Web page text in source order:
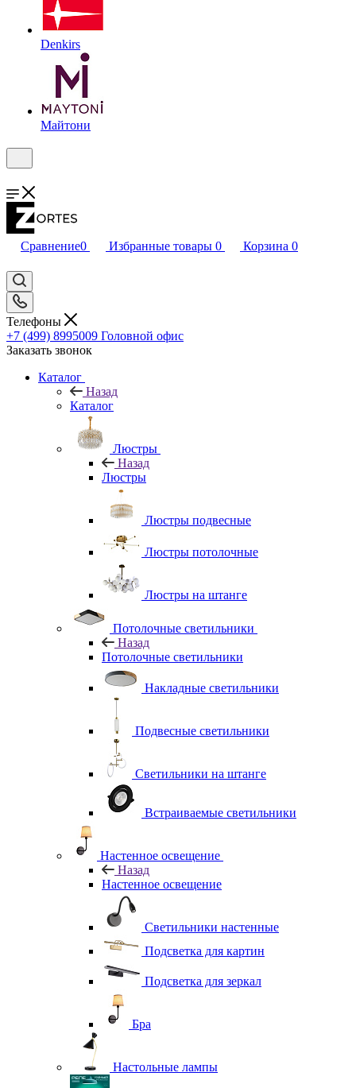
Denkirs
Майтони
Сравнение0 Избранные товары 0 Корзина 0
Телефоны
+7 (499) 8995009 Головной офис
Заказать звонок
Каталог
Назад
Каталог
Люстры
Назад
Люстры
Люстры подвесные
Люстры потолочные
Люстры на штанге
Потолочные светильники
Назад
Потолочные светильники
Накладные светильники
Подвесные светильники
Светильники на штанге
Встраиваемые светильники
Настенное освещение
Назад
Настенное освещение
Светильники настенные
Подсветка для картин
Подсветка для зеркал
Бра
Настольные лампы